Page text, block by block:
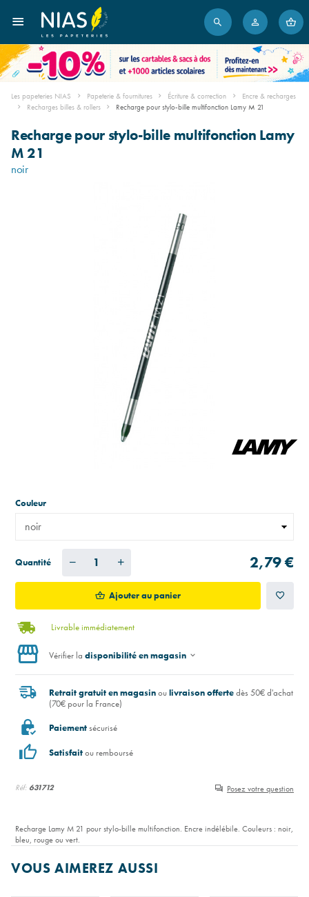
Les papeteries NIAS Papeterie & fournitures Écriture & correction
Encre & recharges
Recharges billes & rollers
Recharge pour stylo-bille multifonction Lamy M 21
Recharge pour stylo-bille multifonction Lamy
M 21
noir
Réf: 631712 Posez votre question
Recharge Lamy M 21 pour stylo-bille multifonction. Encre indélébile. Couleurs : noir,
bleu, rouge ou vert.
Couleur
Quantité 2,79 €
Ajouter au panier
Livrable immédiatement
Vérifier la disponibilité en magasin
Retrait gratuit en magasinoulivraison offertedès 50€ d'achat
(70€ pour la France)
Paiementsécurisé
Satisfaitou remboursé
VOUS AIMEREZ AUSSI